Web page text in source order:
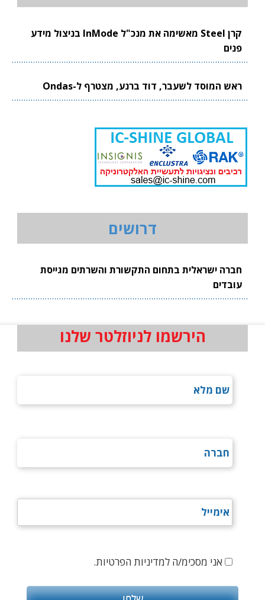
קרן Steel מאשימה את מנכ"ל InMode בניצול מידע
פנים
ראש המוסד לשעבר, דוד ברנע, מצטרף ל-Ondas
דרושים
חברה ישראלית בתחום התקשורת והשרתים מגייסת
עובדים
הירשמו לניוזלטר שלנו
אני מסכימ/ה למדיניות הפרטיות.